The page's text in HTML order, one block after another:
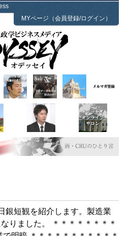
MYページ（会員登録/ログイン）
銀短観を紹介します。製造業
りました。 ＊＊＊＊＊＊＊＊